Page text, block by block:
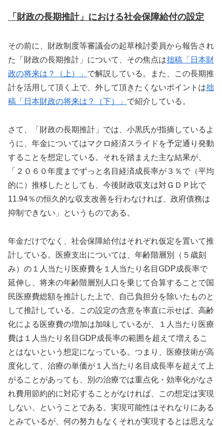
「財政の長期推計」における社会保障給付の設定
その前に、財政制度等審議会の起草検討委員から報告され
た「財政の長期推計」について、その焦点は拙稿「日本財
政の将来は？（上）」 で解説している。また、この長期推
計を活用して頂く上で、外して頂きたくないポイントは拙
稿「日本財政の将来は？（下）」 で紹介している。
さて、「財政の長期推計」では、小黒氏が指摘しているよ
うに、年金についてはマクロ経済スライドを予定通り発動
することを想定している。それを踏まえた主な結果が、
「２０６０年度までずっと名目経済成長率が３％で（平均
的に）推移したとしても、今後財政収支は対ＧＤＰ比で
11.94％の恒久的な収支改善を行わなければ、政府債務は
抑制できない」というものである。
年金だけでなく、社会保障給付はそれぞれ仮定を置いて推
計している。医療支出については、年齢階層別（５歳刻
み）の１人当たり医療費を１人当たり名目GDP成長率で
延伸し、将来の年齢階層別人口を乗じて合算することで国
民医療費総額を推計した上で、自己負担分を除いたものと
して推計している。この設定の含意を率直に示せば、高齢
化による医療費の増加は加味しているが、１人当たり医療
費は１人当たり名目GDP成長率の範囲を超えて増えるこ
とはないという想定になっている。つまり、医療技術が高
度化して、治療の単価が１人当たり名目成長率を超えて上
がることがあっても、別の治療では重点化・効率化がなさ
れ費用節約的に対応することがなければ、この想定は実現
しない、ということである。実現可能性はそれなりにある
とみているが、何の努力もなくそれが実現するとは思えな